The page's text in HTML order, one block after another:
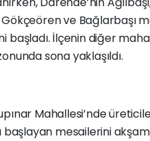
Gökçeören ve Bağlarbaşı
başladı. İlçenin diğer
sona yaklaşıldı.
Mahallesi’nde
başlayan mesailerini